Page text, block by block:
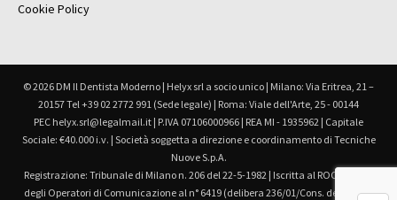
Cookie Policy
© 2026 DM Il Dentista Moderno | Helyx srl a socio unico | Milano: Via Eritrea, 21 –
20157 Tel +39 02 2772 991 (Sede legale) | Roma: Viale dell'Arte, 25 - 00144
PEC helyx.srl@legalmail.it | P.IVA 07106000966 | REA MI - 1935962 | Capitale
Sociale: €40.000 i.v. | Società soggetta a direzione e coordinamento di Tecniche
Nuove S.p.A.
Registrazione: Tribunale di Milano n. 206 del 22-5-1982 | Iscritta al ROC Registro
degli Operatori di Comunicazione al n° 6419 (delibera 236/01/Cons. del 30.6.01